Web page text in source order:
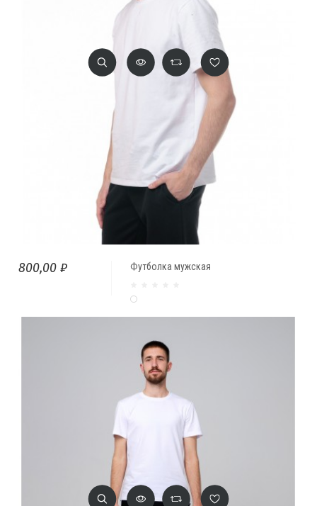
Футболка мужская
800,00 ₽
Белый